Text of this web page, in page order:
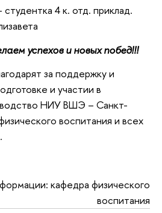
4 к. отд. приклад.
успехов и новых побед!!!
за поддержку и
и участии в
НИУ ВШЭ – Санкт-
воспитания и всех
кафедра физического
воспитания